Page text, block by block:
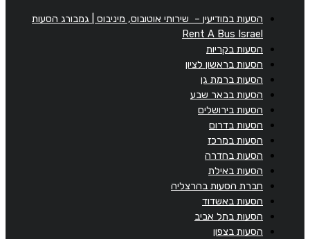
הסעות במודיעין – שירותי אוטובוס, מיניבוס | גמבורג הסעות
Rent A Bus Israel
הסעות בקריות
הסעות בראשון לציון
הסעות ברמת גן
הסעות בבאר שבע
הסעות בירושלים
הסעות בדרום
הסעות במרכז
הסעות בחדרה
הסעות באילת
חברת הסעות בהרצליה
הסעות באשדוד
הסעות בתל אביב
הסעות בצפון